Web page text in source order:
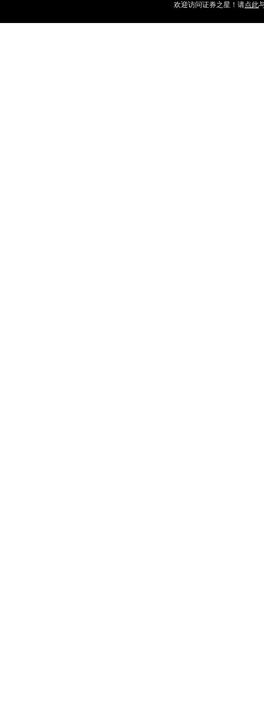
欢迎访问证券之星！请点此